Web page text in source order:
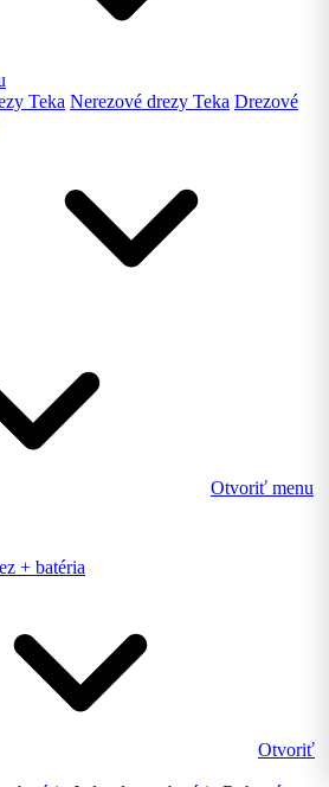
Teka Nerezové drezy Teka Drezové
Otvoriť menu
+ batéria
Otvoriť